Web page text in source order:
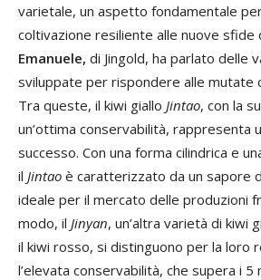
varietale, un aspetto fondamentale
coltivazione resiliente alle nuove sfide
Emanuele, di Jingold, ha parlato delle
sviluppate per rispondere alle mutate
Tra queste, il kiwi giallo Jintao, con la
un’ottima conservabilità, rappresenta
successo. Con una forma cilindrica e
il Jintao è caratterizzato da un sapore
ideale per il mercato delle produzioni
modo, il Jinyan, un’altra varietà di kiwi
il kiwi rosso, si distinguono per la loro
l’elevata conservabilità, che supera i